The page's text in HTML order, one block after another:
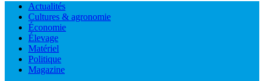
Actualités
Cultures & agronomie
Économie
Élevage
Matériel
Politique
Magazine